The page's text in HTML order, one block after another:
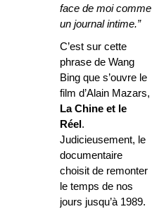
face de moi comme
un journal intime.”
C’est sur cette
phrase de Wang
Bing que s’ouvre le
film d’Alain Mazars,
La Chine et le
Réel .
Judicieusement, le
documentaire
choisit de remonter
le temps de nos
jours jusqu’à 1989.